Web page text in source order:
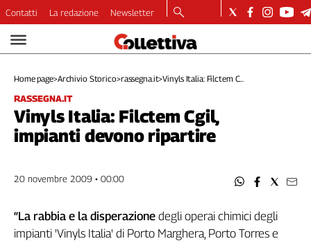
Video
Dirette
Longform
Copertine
Economia
Ambiente
Welfare
Italia
Contatti La redazione Newsletter
Home page>Archivio Storico>rassegna.it>Vinyls Italia: Filctem C...
RASSEGNA.IT
Vinyls Italia: Filctem Cgil,
impianti devono ripartire
20 novembre 2009 • 00:00
“La rabbia e la disperazione degli operai chimici degli
impianti 'Vinyls Italia' di Porto Marghera, Porto Torres e